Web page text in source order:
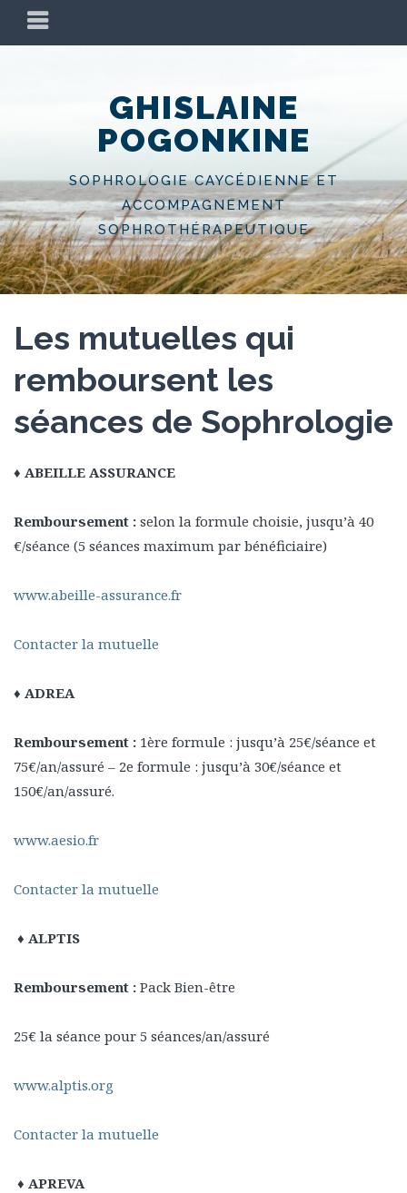
Skip
MENU
GHISLAINE
POGONKINE
SOPHROLOGIE CAYCÉDIENNE ET
ACCOMPAGNEMENT
SOPHROTHÉRAPEUTIQUE
Les mutuelles qui
remboursent les
séances de Sophrologie
♦ ABEILLE ASSURANCE
Remboursement : selon la formule choisie, jusqu’à 40
€/séance (5 séances maximum par bénéficiaire)
www.abeille-assurance.fr
Contacter la mutuelle
♦ ADREA
Remboursement : 1ère formule : jusqu’à 25€/séance et
75€/an/assuré – 2e formule : jusqu’à 30€/séance et
150€/an/assuré.
www.aesio.fr
Contacter la mutuelle
♦ ALPTIS
Remboursement : Pack Bien-être
25€ la séance pour 5 séances/an/assuré
www.alptis.org
Contacter la mutuelle
♦ APREVA